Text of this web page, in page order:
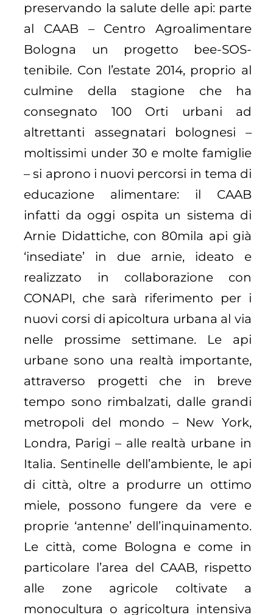
preservando la salute delle api: parte
al CAAB – Centro Agroalimentare
Bologna un progetto bee-SOS-
tenibile. Con l’estate 2014, proprio al
culmine della stagione che ha
consegnato 100 Orti urbani ad
altrettanti assegnatari bolognesi –
moltissimi under 30 e molte famiglie
– si aprono i nuovi percorsi in tema di
educazione alimentare: il CAAB
infatti da oggi ospita un sistema di
Arnie Didattiche, con 80mila api già
‘insediate’ in due arnie, ideato e
realizzato in collaborazione con
CONAPI, che sarà riferimento per i
nuovi corsi di apicoltura urbana al via
nelle prossime settimane. Le api
urbane sono una realtà importante,
attraverso progetti che in breve
tempo sono rimbalzati, dalle grandi
metropoli del mondo – New York,
Londra, Parigi – alle realtà urbane in
Italia. Sentinelle dell’ambiente, le api
di città, oltre a produrre un ottimo
miele, possono fungere da vere e
proprie ‘antenne’ dell’inquinamento.
Le città, come Bologna e come in
particolare l’area del CAAB, rispetto
alle zone agricole coltivate a
monocultura o agricoltura intensiva